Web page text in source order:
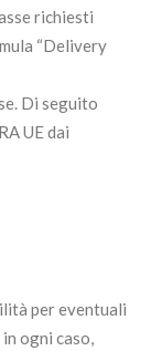
richiesti
“Delivery
Di seguito
UE dai
per eventuali
ogni caso,